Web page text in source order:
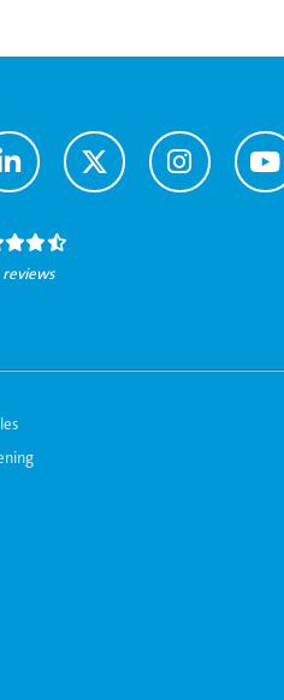
Ga
naar
Ga
naar
Ga
reviews